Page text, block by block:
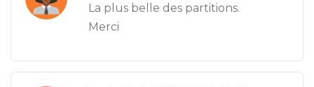
La plus belle des partitions.
Merci